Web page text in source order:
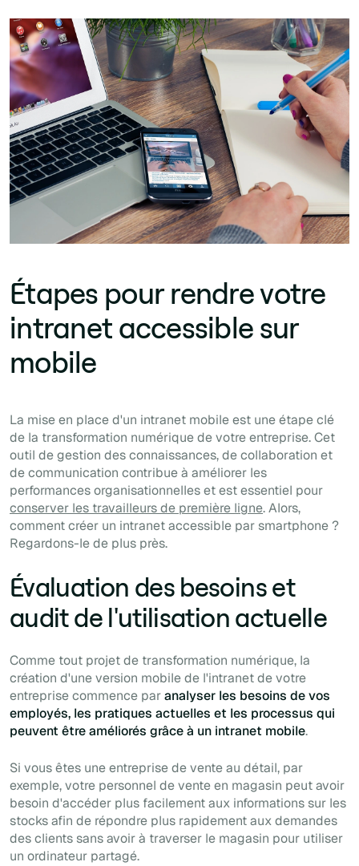
Étapes pour rendre votre
intranet accessible sur
mobile
La mise en place d'un intranet mobile est une étape clé
de la transformation numérique de votre entreprise. Cet
outil de gestion des connaissances, de collaboration et
de communication contribue à améliorer les
performances organisationnelles et est essentiel pour
conserver les travailleurs de première ligne. Alors,
comment créer un intranet accessible par smartphone ?
Regardons-le de plus près.
Évaluation des besoins et
audit de l'utilisation actuelle
Comme tout projet de transformation numérique, la
création d'une version mobile de l'intranet de votre
entreprise commence paranalyser les besoins de vos
employés, les pratiques actuelles et les processus qui
peuvent être améliorés grâce à un intranet mobile.
Si vous êtes une entreprise de vente au détail, par
exemple, votre personnel de vente en magasin peut avoir
besoin d'accéder plus facilement aux informations sur les
stocks afin de répondre plus rapidement aux demandes
des clients sans avoir à traverser le magasin pour utiliser
un ordinateur partagé.